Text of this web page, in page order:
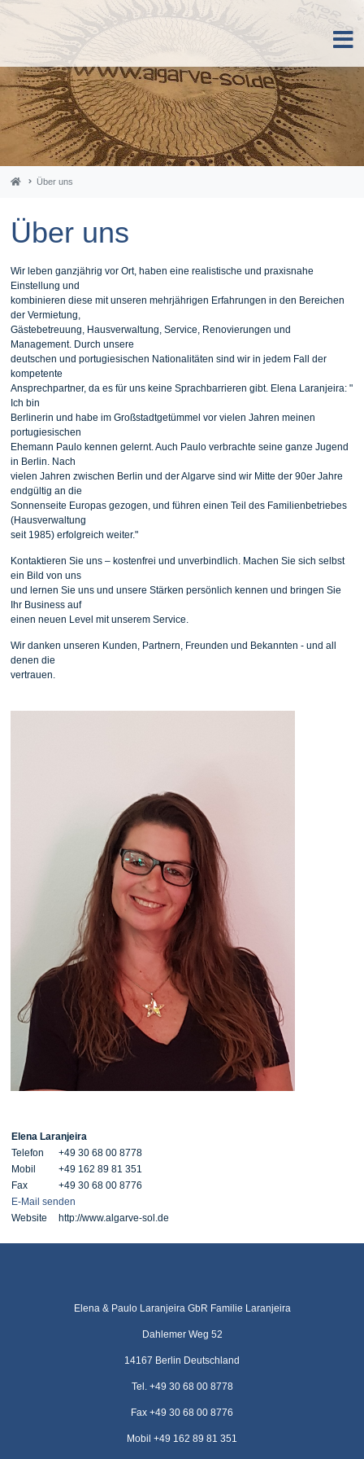
Über uns
Über uns
Wir leben ganzjährig vor Ort, haben eine realistische und praxisnahe
Einstellung und
kombinieren diese mit unseren mehrjährigen Erfahrungen in den Bereichen
der Vermietung,
Gästebetreuung, Hausverwaltung, Service, Renovierungen und
Management. Durch unsere
deutschen und portugiesischen Nationalitäten sind wir in jedem Fall der
kompetente
Ansprechpartner, da es für uns keine Sprachbarrieren gibt. Elena Laranjeira: "
Ich bin
Berlinerin und habe im Großstadtgetümmel vor vielen Jahren meinen
portugiesischen
Ehemann Paulo kennen gelernt. Auch Paulo verbrachte seine ganze Jugend
in Berlin. Nach
vielen Jahren zwischen Berlin und der Algarve sind wir Mitte der 90er Jahre
endgültig an die
Sonnenseite Europas gezogen, und führen einen Teil des Familienbetriebes
(Hausverwaltung
seit 1985) erfolgreich weiter."
Kontaktieren Sie uns – kostenfrei und unverbindlich. Machen Sie sich selbst
ein Bild von uns
und lernen Sie uns und unsere Stärken persönlich kennen und bringen Sie
Ihr Business auf
einen neuen Level mit unserem Service.
Wir danken unseren Kunden, Partnern, Freunden und Bekannten - und all
denen die
vertrauen.
Elena Laranjeira
Telefon
+49 30 68 00 8778
Mobil
+49 162 89 81 351
Fax
+49 30 68 00 8776
E-Mail senden
Website
http://www.algarve-sol.de
Elena & Paulo Laranjeira GbR Familie Laranjeira
Dahlemer Weg 52
14167 Berlin Deutschland
Tel. +49 30 68 00 8778
Fax +49 30 68 00 8776
Mobil +49 162 89 81 351